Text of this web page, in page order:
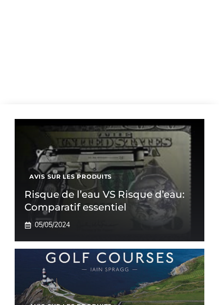
AVIS SUR LES PRODUITS
Risque de l’eau VS Risque d’eau:
Comparatif essentiel
05/05/2024